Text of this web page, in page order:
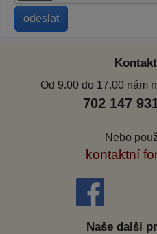
Od 9.00 do 17.00 nám
702 147
Nebo
kontaktní
Naše další